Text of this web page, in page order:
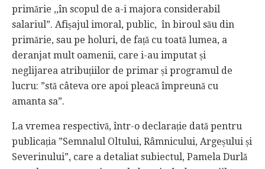
primărie ,,în scopul de a-i majora considerabil
salariul”. Afișajul imoral, public, în biroul său din
primărie, sau pe holuri, de față cu toată lumea, a
deranjat mult oamenii, care i-au imputat și
neglijarea atribuțiilor de primar și programul de
lucru: ”stă câteva ore apoi pleacă împreună cu
amanta sa”.
La vremea respectivă, într-o declarație dată pentru
publicația ”Semnalul Oltului, Râmnicului, Argeșului și
Severinului”, care a detaliat subiectul, Pamela Durlă